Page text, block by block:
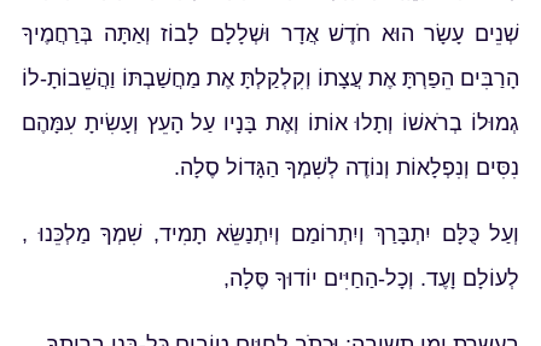
שְׁנֵים עָשָׂר הוּא חֹדֶשׁ אֲדָר וּשְׁלָלָם לָבוֹז וְאַתָּה בְּרַחֲמֶיךָ
הָרַבִּים הֵפַרְתָּ אֶת עֲצָתוֹ וְקִלְקַלְתָּ אֶת מַחֲשַׁבְתּוֹ וַהֲשֵׁבוֹתָ-לוֹ
גְמוּלוֹ בְרֹאשׁוֹ וְתָלוּ אוֹתוֹ וְאֶת בָּנָיו עַל הָעֵץ וְעָשִׂיתָ עִמָּהֶם
נִסִּים וְנִפְלָאוֹת וְנוֹדֶה לְשִׁמְךָ הַגָּדוֹל סֶלָה.
וְעַל כֻּלָּם יִתְבָּרַךְ וְיִתְרוֹמַם וְיִתְנַשֵּׂא תָמִיד, שִׁמְךָ מַלְכֵּנוּ ,
לְעוֹלָם וָעֶד. וְכָל-הַחַיִּים יוֹדוּךָ סֶּלָה,